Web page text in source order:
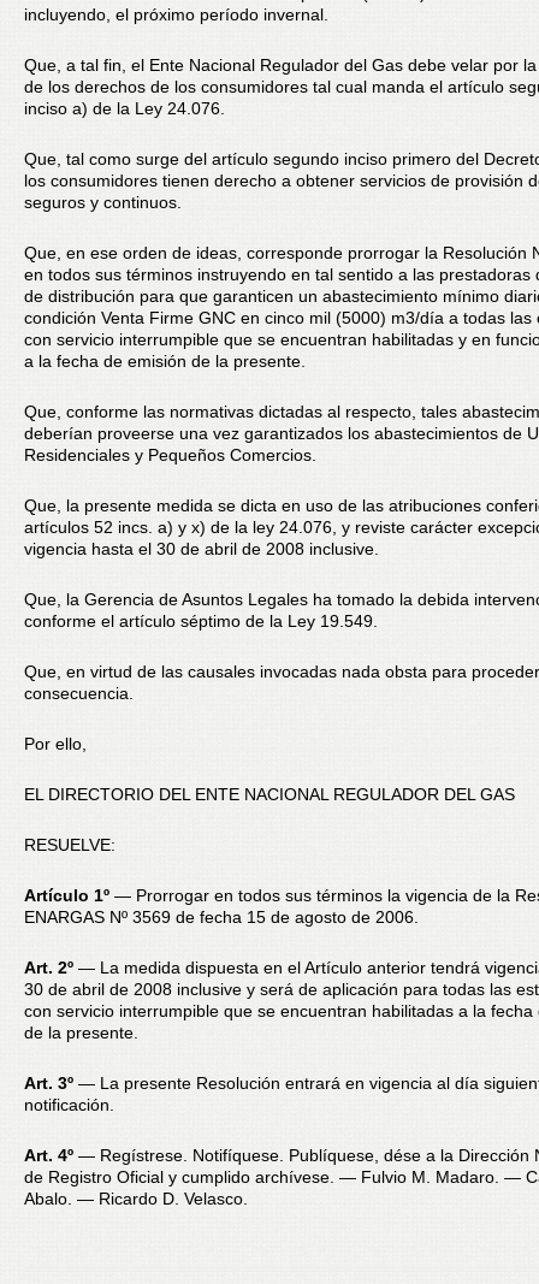
incluyendo, el próximo período invernal.
Que, a tal fin, el Ente Nacional Regulador del Gas debe velar por
de los derechos de los consumidores tal cual manda el artículo
inciso a) de la Ley 24.076.
Que, tal como surge del artículo segundo inciso primero del
los consumidores tienen derecho a obtener servicios de provisión
seguros y continuos.
Que, en ese orden de ideas, corresponde prorrogar la Resolución
en todos sus términos instruyendo en tal sentido a las prestadoras
de distribución para que garanticen un abastecimiento mínimo
condición Venta Firme GNC en cinco mil (5000) m3/día a todas las
con servicio interrumpible que se encuentran habilitadas y en
a la fecha de emisión de la presente.
Que, conforme las normativas dictadas al respecto, tales
deberían proveerse una vez garantizados los abastecimientos de
Residenciales y Pequeños Comercios.
Que, la presente medida se dicta en uso de las atribuciones
artículos 52 incs. a) y x) de la ley 24.076, y reviste carácter
vigencia hasta el 30 de abril de 2008 inclusive.
Que, la Gerencia de Asuntos Legales ha tomado la debida
conforme el artículo séptimo de la Ley 19.549.
Que, en virtud de las causales invocadas nada obsta para
consecuencia.
Por ello,
EL DIRECTORIO DEL ENTE NACIONAL REGULADOR DEL GAS
RESUELVE:
Artículo 1º — Prorrogar en todos sus términos la vigencia de la
ENARGAS Nº 3569 de fecha 15 de agosto de 2006.
Art. 2º — La medida dispuesta en el Artículo anterior tendrá
30 de abril de 2008 inclusive y será de aplicación para todas las
con servicio interrumpible que se encuentran habilitadas a la fecha
de la presente.
Art. 3º — La presente Resolución entrará en vigencia al día
notificación.
Art. 4º — Regístrese. Notifíquese. Publíquese, dése a la Dirección
de Registro Oficial y cumplido archívese. — Fulvio M. Madaro. —
Abalo. — Ricardo D. Velasco.